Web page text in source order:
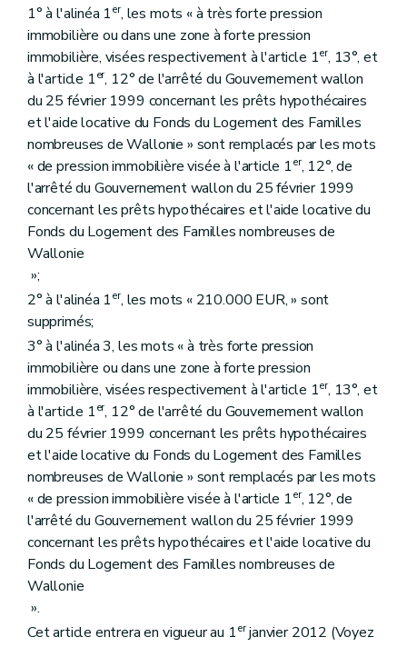
1° à l'alinéa 1er, les mots « à très forte pression
immobilière ou dans une zone à forte pression
immobilière, visées respectivement à l'article 1er, 13°, et
à l'article 1er, 12° de l'arrêté du Gouvernement wallon
du 25 février 1999 concernant les prêts hypothécaires
et l'aide locative du Fonds du Logement des Familles
nombreuses de Wallonie » sont remplacés par les mots
« de pression immobilière visée à l'article 1er, 12°, de
l'arrêté du Gouvernement wallon du 25 février 1999
concernant les prêts hypothécaires et l'aide locative du
Fonds du Logement des Familles nombreuses de
Wallonie
»;
2° à l'alinéa 1er, les mots « 210.000 EUR, » sont
supprimés;
3° à l'alinéa 3, les mots « à très forte pression
immobilière ou dans une zone à forte pression
immobilière, visées respectivement à l'article 1er, 13°, et
à l'article 1er, 12° de l'arrêté du Gouvernement wallon
du 25 février 1999 concernant les prêts hypothécaires
et l'aide locative du Fonds du Logement des Familles
nombreuses de Wallonie » sont remplacés par les mots
« de pression immobilière visée à l'article 1er, 12°, de
l'arrêté du Gouvernement wallon du 25 février 1999
concernant les prêts hypothécaires et l'aide locative du
Fonds du Logement des Familles nombreuses de
Wallonie
».
Cet article entrera en vigueur au 1erjanvier 2012 (Voyez